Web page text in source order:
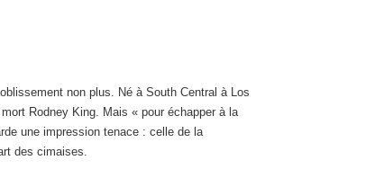
non plus. Né à South Central à Los
Rodney King. Mais « pour échapper à la
une impression tenace : celle de la
des cimaises.